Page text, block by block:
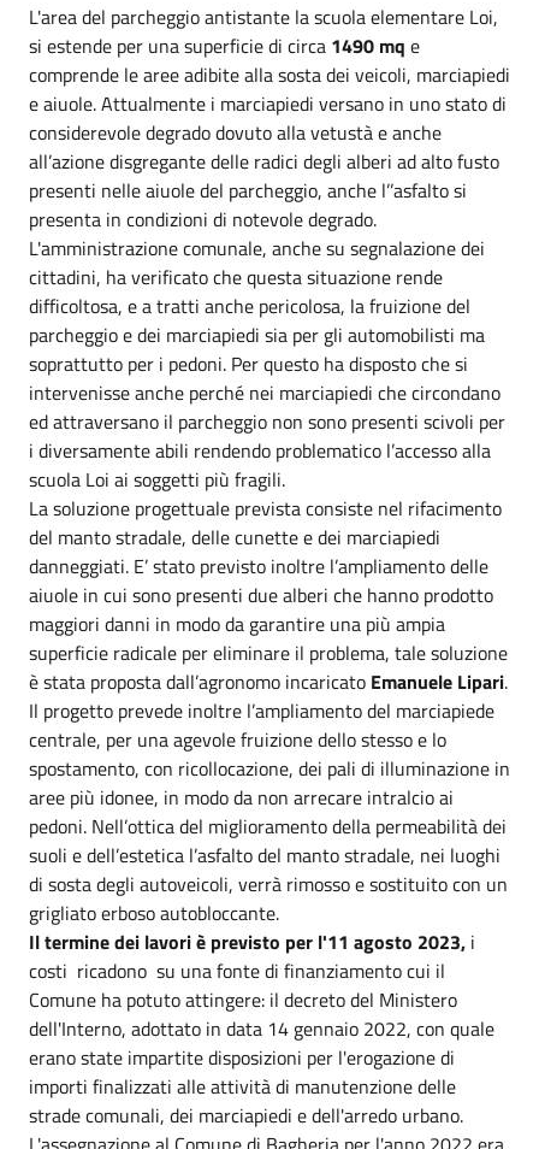
L'area del parcheggio antistante la scuola elementare Loi,
si estende per una superficie di circa 1490 mq e
comprende le aree adibite alla sosta dei veicoli, marciapiedi
e aiuole. Attualmente i marciapiedi versano in uno stato di
considerevole degrado dovuto alla vetustà e anche
all’azione disgregante delle radici degli alberi ad alto fusto
presenti nelle aiuole del parcheggio, anche l’’asfalto si
presenta in condizioni di notevole degrado.
L'amministrazione comunale, anche su segnalazione dei
cittadini, ha verificato che questa situazione rende
difficoltosa, e a tratti anche pericolosa, la fruizione del
parcheggio e dei marciapiedi sia per gli automobilisti ma
soprattutto per i pedoni. Per questo ha disposto che si
intervenisse anche perché nei marciapiedi che circondano
ed attraversano il parcheggio non sono presenti scivoli per
i diversamente abili rendendo problematico l’accesso alla
scuola Loi ai soggetti più fragili.
La soluzione progettuale prevista consiste nel rifacimento
del manto stradale, delle cunette e dei marciapiedi
danneggiati. E’ stato previsto inoltre l’ampliamento delle
aiuole in cui sono presenti due alberi che hanno prodotto
maggiori danni in modo da garantire una più ampia
superficie radicale per eliminare il problema, tale soluzione
è stata proposta dall’agronomo incaricato Emanuele Lipari.
Il progetto prevede inoltre l’ampliamento del marciapiede
centrale, per una agevole fruizione dello stesso e lo
spostamento, con ricollocazione, dei pali di illuminazione in
aree più idonee, in modo da non arrecare intralcio ai
pedoni. Nell’ottica del miglioramento della permeabilità dei
suoli e dell’estetica l’asfalto del manto stradale, nei luoghi
di sosta degli autoveicoli, verrà rimosso e sostituito con un
grigliato erboso autobloccante.
Il termine dei lavori è previsto per l'11 agosto 2023, i
costi ricadono su una fonte di finanziamento cui il
Comune ha potuto attingere: il decreto del Ministero
dell'Interno, adottato in data 14 gennaio 2022, con quale
erano state impartite disposizioni per l'erogazione di
importi finalizzati alle attività di manutenzione delle
strade comunali, dei marciapiedi e dell'arredo urbano.